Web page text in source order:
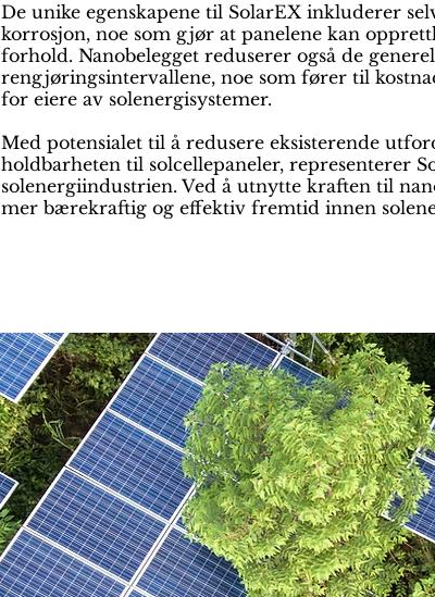
De unike egenskapene til SolarEX inkluderer
korrosjon, noe som gjør at panelene kan
forhold. Nanobelegget reduserer også de
rengjøringsintervallene, noe som fører til
for eiere av solenergisystemer.
Med potensialet til å redusere eksisterende
holdbarheten til solcellepaneler, representerer
solenergiindustrien. Ved å utnytte kraften til
mer bærekraftig og effektiv fremtid innen